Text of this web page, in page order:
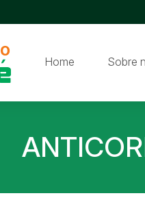
Home Sobre